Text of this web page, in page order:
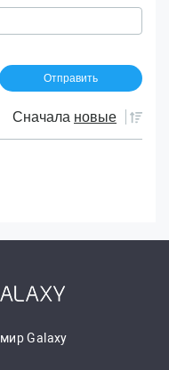
Сначала новые
Galaxy